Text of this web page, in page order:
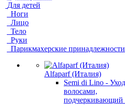
Для детей
Ноги
Лицо
Тело
Руки
Парикмахерские принадлежности
Alfaparf (Италия)
Semi di Lino -
волосами,
подчеркивающий